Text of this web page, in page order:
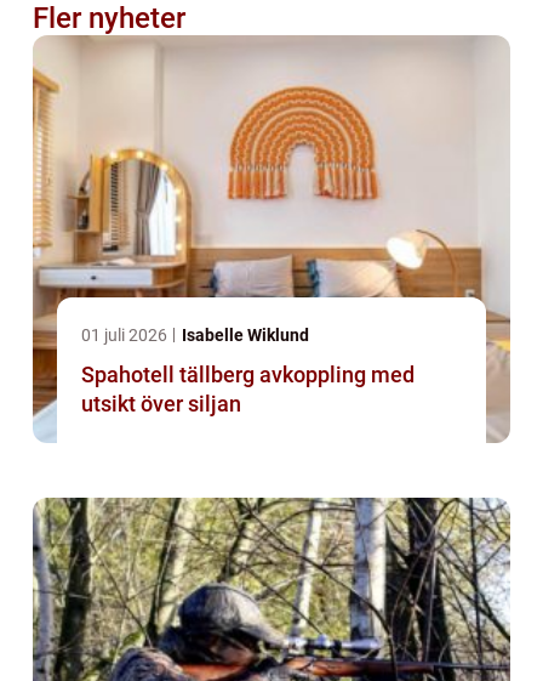
Fler nyheter
01 juli 2026 Isabelle Wiklund
Spahotell tällberg avkoppling med
utsikt över siljan